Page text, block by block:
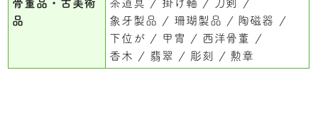
骨董品・古美術
品
茶道具 掛け軸
刀剣
象牙製品
珊瑚製品
陶磁器
下位が
甲冑
西洋骨董
香木
翡翠 彫刻 勲章